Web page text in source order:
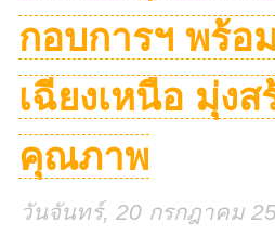
กอบการฯ พร้
เฉียงเหนือ มุ่ง
คุณภาพ
วันจันทร์, 20 กรกฎาคม